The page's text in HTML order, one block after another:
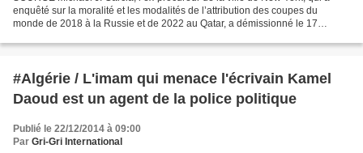
enquêté sur la moralité et les modalités de l’attribution des coupes du
monde de 2018 à la Russie et de 2022 au Qatar, a démissionné le 17
#Algérie / L'imam qui menace l'écrivain Kamel
Daoud est un agent de la police politique
Publié le 22/12/2014 à 09:00
Par Gri-Gri International